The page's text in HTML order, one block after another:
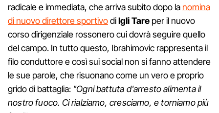
radicale e immediata, che arriva subito dopo la nomina
di nuovo direttore sportivodiIgli Tare per il nuovo
corso dirigenziale rossonero cui dovrà seguire quello
del campo. In tutto questo, Ibrahimovic rappresenta il
filo conduttore e così sui social non si fanno attendere
le sue parole, che risuonano come un vero e proprio
grido di battaglia: "Ogni battuta d'arresto alimenta il
nostro fuoco. Ci rialziamo, cresciamo, e torniamo più